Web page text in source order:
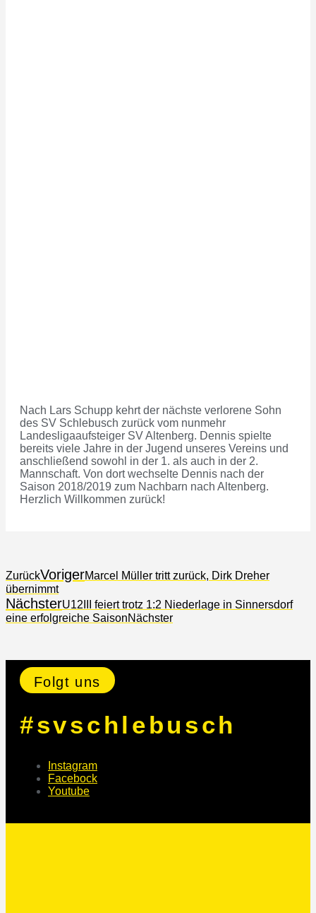
Nach Lars Schupp kehrt der nächste verlorene Sohn
des SV Schlebusch zurück vom nunmehr
Landesligaaufsteiger SV Altenberg. Dennis spielte
bereits viele Jahre in der Jugend unseres Vereins und
anschließend sowohl in der 1. als auch in der 2.
Mannschaft. Von dort wechselte Dennis nach der
Saison 2018/2019 zum Nachbarn nach Altenberg.
Herzlich Willkommen zurück!
ZurückVorigerMarcel Müller tritt zurück, Dirk Dreher
übernimmt
NächsterU12III feiert trotz 1:2 Niederlage in Sinnersdorf
eine erfolgreiche SaisonNächster
Folgt uns
#svschlebusch
Instagram
Facebock
Youtube